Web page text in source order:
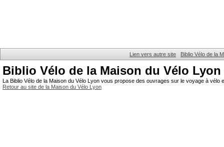
Lien vers autre site Biblio Vélo de la
Biblio Vélo de la Maison du Vélo Lyon
La Biblio Vélo de la Maison du Vélo Lyon vous propose des ouvrages sur le voyage à
Retour au site de la Maison du Vélo Lyon